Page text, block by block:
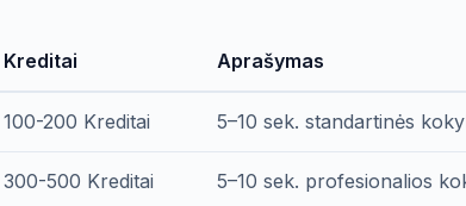
Kreditai Aprašymas
100-200 Kreditai 5–10 sek. standartinės
300-500 Kreditai 5–10 sek. profesionalios